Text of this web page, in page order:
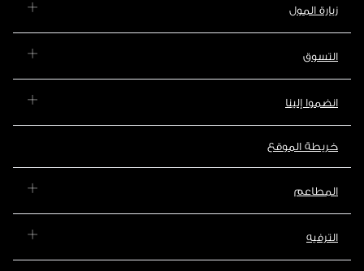
زيارة المول
التسوق
انضموا إلينا
خريطة الموقع
المطاعم
الترفيه